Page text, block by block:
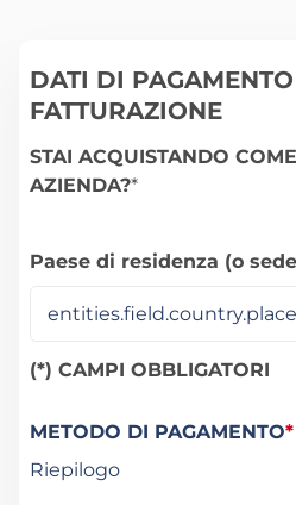
DATI DI
FATTURAZIONE
STAI ACQUISTANDO
AZIENDA?*
Paese di residenza (o
(*) CAMPI OBBLIGATORI
METODO DI PAGAMENTO*
Riepilogo